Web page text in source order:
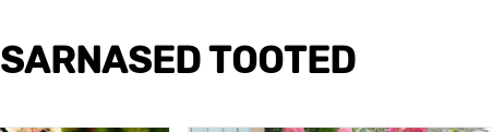
SARNASED TOOTED